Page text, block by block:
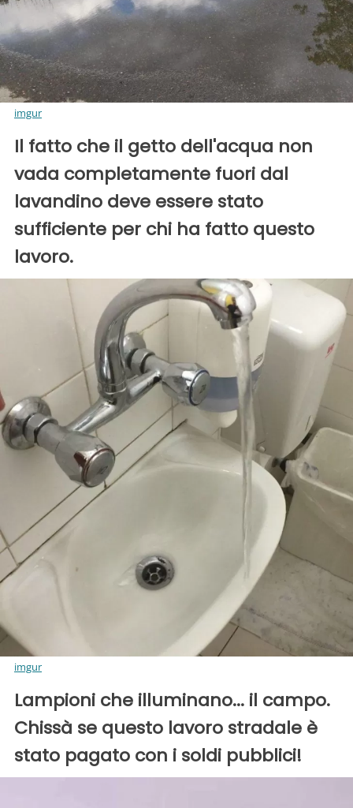
imgur
Il fatto che il getto dell'acqua non
vada completamente fuori dal
lavandino deve essere stato
sufficiente per chi ha fatto questo
lavoro.
imgur
Lampioni che illuminano... il campo.
Chissà se questo lavoro stradale è
stato pagato con i soldi pubblici!